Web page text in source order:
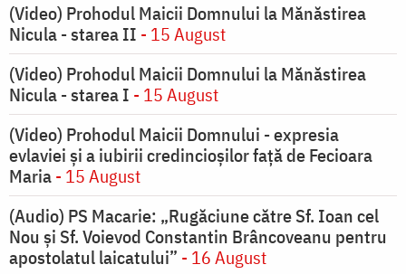
(Video) Prohodul Maicii Domnului la Mănăstirea
Nicula - starea II - 15 August
(Video) Prohodul Maicii Domnului la Mănăstirea
Nicula - starea I - 15 August
(Video) Prohodul Maicii Domnului - expresia
evlaviei și a iubirii credincioșilor față de Fecioara
Maria- 15 August
(Audio) PS Macarie: „Rugăciune către Sf. Ioan cel
Nou și Sf. Voievod Constantin Brâncoveanu pentru
apostolatul laicatului” - 16 August